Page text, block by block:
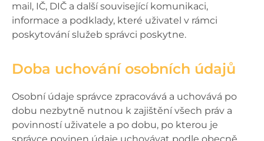
mail, IČ, DIČ a další související komunikaci,
informace a podklady, které uživatel v rámci
poskytování služeb správci poskytne.
Doba uchování osobních údajů
Osobní údaje správce zpracovává a uchovává po
dobu nezbytně nutnou k zajištění všech práv a
povinností uživatele a po dobu, po kterou je